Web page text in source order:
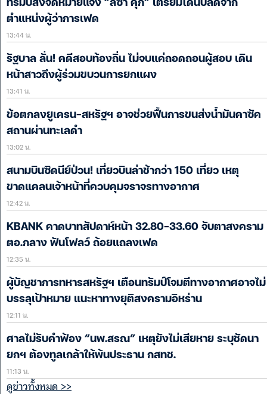
ทรัมป์ส่งจดหมายแจ้ง “ลิซา คุก” เตรียมโดนปลดจาก
ตำแหน่งผู้ว่าการเฟด
13:44 น.
รัฐบาล ลั่น! คดีสอบท้องถิ่น ไม่จบแค่ถอดถอนผู้สอบ เดิน
หน้าสาวถึงผู้ร่วมขบวนการยกแผง
13:41 น.
ข้อตกลงยูเครน-สหรัฐฯ อาจช่วยฟื้นการขนส่งน้ำมันคาซัค
สถานผ่านทะเลดำ
13:02 น.
สนามบินซิดนีย์ป่วน! เที่ยวบินล่าช้ากว่า 150 เที่ยว เหตุ
ขาดแคลนเจ้าหน้าที่ควบคุมจราจรทางอากาศ
12:42 น.
KBANK คาดบาทสัปดาห์หน้า 32.80-33.60 จับตาสงคราม
ตอ.กลาง ฟันโฟลว์ ถ้อยแถลงเฟด
12:35 น.
ผู้บัญชาการทหารสหรัฐฯ เตือนทรัมป์โจมตีทางอากาศอาจไม่
บรรลุเป้าหมาย แนะหาทางยุติสงครามอิหร่าน
12:11 น.
ศาลไม่รับคำฟ้อง “นพ.สรณ” เหตุยังไม่เสียหาย ระบุชัดนา
ยกฯ ต้องทูลเกล้าให้พ้นประธาน กสทช.
11:13 น.
ดูข่าวทั้งหมด >>